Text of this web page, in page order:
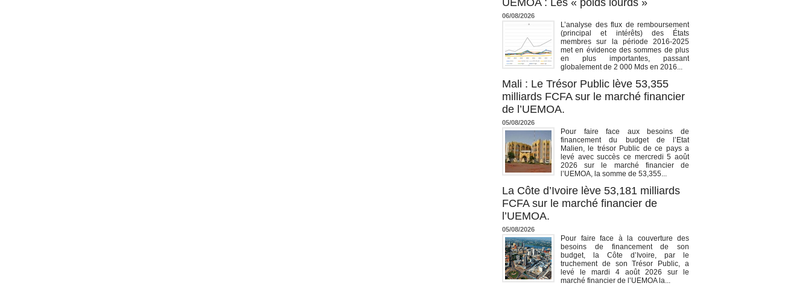
UEMOA : Les « poids lourds »
06/08/2026
L’analyse des flux de remboursement
(principal et intérêts) des États
membres sur la période 2016-2025
met en évidence des sommes de plus
en plus importantes, passant
globalement de 2 000 Mds en 2016...
Mali : Le Trésor Public lève 53,355
milliards FCFA sur le marché financier
de l’UEMOA.
05/08/2026
Pour faire face aux besoins de
financement du budget de l’Etat
Malien, le trésor Public de ce pays a
levé avec succès ce mercredi 5 août
2026 sur le marché financier de
l’UEMOA, la somme de 53,355...
La Côte d’Ivoire lève 53,181 milliards
FCFA sur le marché financier de
l’UEMOA.
05/08/2026
Pour faire face à la couverture des
besoins de financement de son
budget, la Côte d’Ivoire, par le
truchement de son Trésor Public, a
levé le mardi 4 août 2026 sur le
marché financier de l’UEMOA la...